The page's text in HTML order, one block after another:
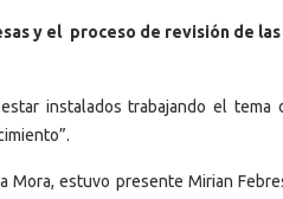
y el proceso de revisión de
instalados trabajando el
Mora, estuvo presente Mirian